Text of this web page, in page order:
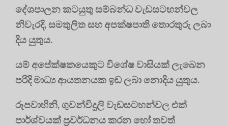
දේශපාලන කටයුතු සම්බන්ධ වැඩසටහන්වල
නිවැරදි, සමතුලිත සහ අපක්ෂපාති තොරතුරු ලබා
දිය යුතුය.
යම් අපේක්ෂකයෙකුට විශේෂ වාසියක් ලැබෙන
පරිදි මාධ්‍ය ආයතනයක ඉඩ ලබා නොදිය යුතුය.
රූපවාහිනි, ගුවන්විදුලි වැඩසටහන්වල එක්
පාර්ශ්වයක් ප්‍රවර්ධනය කරන හෝ තවත්